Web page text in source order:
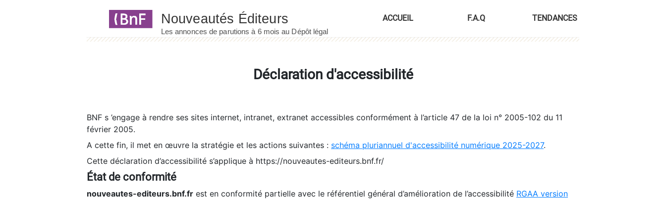
ACCUEIL F.A.Q TENDANCES
Déclaration d'accessibilité
BNF s ’engage à rendre ses sites internet, intranet, extranet accessibles conformément à l’article 47 de la loi n° 2005-102 du 11
février 2005.
A cette fin, il met en œuvre la stratégie et les actions suivantes : schéma pluriannuel d'accessibilité numérique 2025-2027.
Cette déclaration d’accessibilité s’applique à https://nouveautes-editeurs.bnf.fr/
État de conformité
nouveautes-editeurs.bnf.fr est en conformité partielle avec le référentiel général d’amélioration de l’accessibilité RGAA version